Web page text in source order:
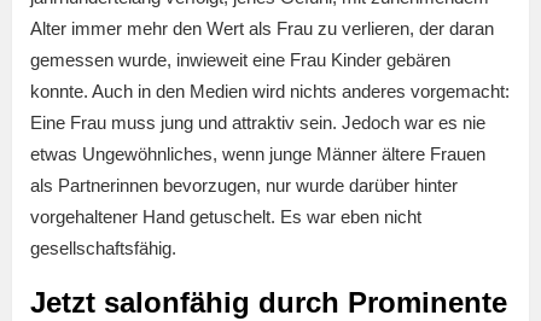
Alter immer mehr den Wert als Frau zu verlieren, der daran
gemessen wurde, inwieweit eine Frau Kinder gebären
konnte. Auch in den Medien wird nichts anderes vorgemacht:
Eine Frau muss jung und attraktiv sein. Jedoch war es nie
etwas Ungewöhnliches, wenn junge Männer ältere Frauen
als Partnerinnen bevorzugen, nur wurde darüber hinter
vorgehaltener Hand getuschelt. Es war eben nicht
gesellschaftsfähig.
Jetzt salonfähig durch Prominente